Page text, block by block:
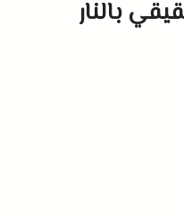
بالنار